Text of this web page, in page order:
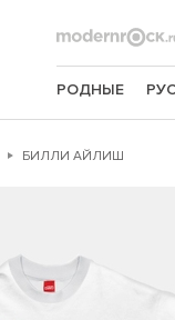
РОДНЫЕ
БИЛЛИ АЙЛИШ